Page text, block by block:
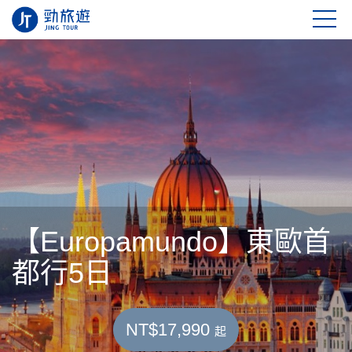
【Europamundo】東歐首
都行5日
NT$17,990 起